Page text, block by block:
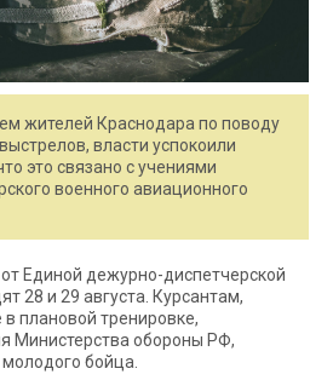
жителей Краснодара по поводу
власти успокоили
это связано с учениями
военного авиационного
Единой дежурно-диспетчерской
28 и 29 августа. Курсантам,
плановой тренировке,
Министерства обороны РФ,
бойца.